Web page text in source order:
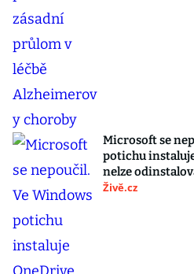
Microsoft se
potichu
nelze
Živě.cz